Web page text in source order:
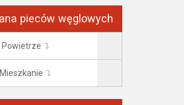
pieców węglowych
Powietrze